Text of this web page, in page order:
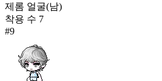
제롬 얼굴(남)
착용 수 7
#9